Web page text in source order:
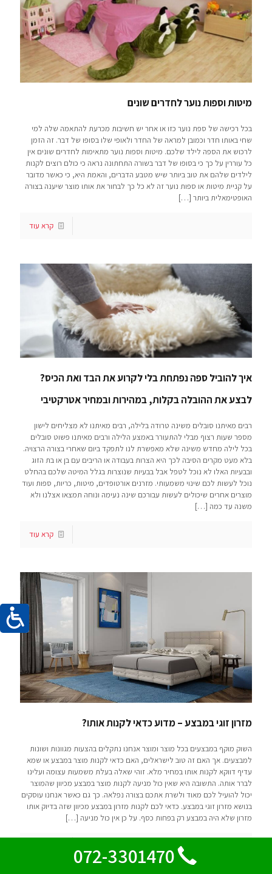
מיטות וספות נוער לחדרים שונים
בכל רכישה של ספת נוער כזו או אחר יש חשיבות מכרעת להתאמה שלה למי
שחי באותו חדר וכמובן למראה של החדר ולאופי שלו בסופו של דבר. זה הזמן
לרכוש את הספה לילד שלכם. מיטות וספות נוער מתאימות לחדרים שונים אין
כל עוררין על כך כי בסופו של דבר בשורה התחתונה נראה כי כולם רוצים לקנות
לילדים שלהם את טוב ביותר שיש מטבע הדברים, והאמת היא, כי כאשר מדובר
על קניית מיטות או ספות נוער זה לא כל כך לבחור את אותו מוצר שיענה בצורה
האופטימאלית ביותר […]
קרא עוד
איך להוביל ספה נפתחת בלי לקרוע את הבד ואת הכיס?
לבצע את ההובלה בקלות, במהירות ובמחיר אטרקטיבי
רבים מאיתנו סובלים משינה טרודה בלילה, רבים מאיתנו לא מצליחים לישון
מספר שעות רצוף מבלי להתעורר באמצע הלילה ורבים מאיתנו פשוט סובלים
בכל לילה מחדש משינה שלא מאפשרת לנו לתפקד ביום שאחרי בצורה הרצויה.
בלא מעט מקרים הסיבה לכך היא הצרות בעבודה או הריבים עם בן או בת הזוג
ובבעיות האלו לא נוכל לטפל אבל בבעיות שנוצרות בגלל המיטה שלכם בהחלט
נוכל לעשות לכם שינוי משמעותי. מזרנים אורטופדים, מיטות, כריות, ספות ועוד
מוצרים אחרים שיכולים לעשות עבורכם שינה נעימה ונוחה תמצאו אצלנו ולא
משנה עד כמה […]
קרא עוד
מזרון זוגי במבצע – מדוע כדאי לקנות אותו?
השוק מוקף במבצעים בכל מוצר ומוצר אנחנו נתקלים בהצעות מגוונות ושונות
למבצעים. אך האם זה טוב לישראלים, האם כדאי לקנות מוצר במבצע או שמא
עדיף דווקא לקנות אותו במחיר מלא. זוהי שאלה בעלת משמעות עצומה ועלינו
לברר אותה. התשובה היא שאין כול מניעה לקנות מוצר במבצע מכיוון שהמוצר
יכול להועיל לכם מאוד ולשרת אתכם בצורה נפלאה. כך גם כאשר אנחנו עוסקים
בנושא מזרון זוגי במבצע. כדאי לכם לקנות מזרון במבצע מכיוון שזה בדיוק אותו
מזרון שלא היה במבצע רק בפחות כסף. על כן אין כול מניעה […]
072-3301470